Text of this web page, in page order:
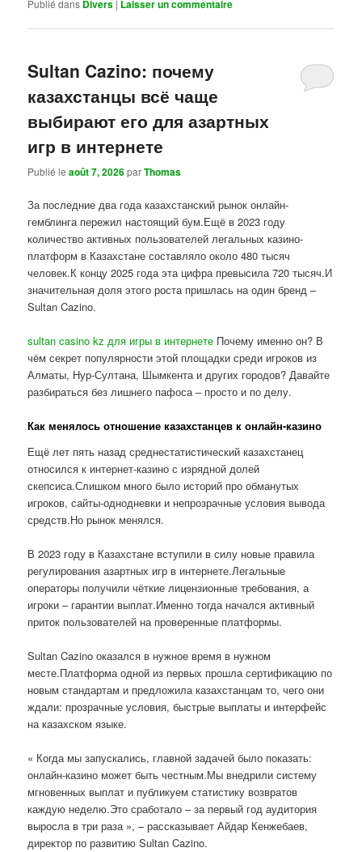
Publié dans Divers | Laisser un commentaire
Sultan Cazino: почему
казахстанцы всё чаще
выбирают его для азартных
игр в интернете
Publié leaoût 7, 2026parThomas
За последние два года казахстанский рынок онлайн-
гемблинга пережил настоящий бум.Ещё в 2023 году
количество активных пользователей легальных казино-
платформ в Казахстане составляло около 480 тысяч
человек.К концу 2025 года эта цифра превысила 720 тысяч.И
значительная доля этого роста пришлась на один бренд –
Sultan Cazino.
sultan casino kz для игры в интернете Почему именно он? В
чём секрет популярности этой площадки среди игроков из
Алматы, Нур-Султана, Шымкента и других городов? Давайте
разбираться без лишнего пафоса – просто и по делу.
Как менялось отношение казахстанцев к онлайн-казино
Ещё лет пять назад среднестатистический казахстанец
относился к интернет-казино с изрядной долей
скепсиса.Слишком много было историй про обманутых
игроков, сайты-однодневки и непрозрачные условия вывода
средств.Но рынок менялся.
В 2023 году в Казахстане вступили в силу новые правила
регулирования азартных игр в интернете.Легальные
операторы получили чёткие лицензионные требования, а
игроки – гарантии выплат.Именно тогда начался активный
приток пользователей на проверенные платформы.
Sultan Cazino оказался в нужное время в нужном
месте.Платформа одной из первых прошла сертификацию по
новым стандартам и предложила казахстанцам то, чего они
ждали: прозрачные условия, быстрые выплаты и интерфейс
на казахском языке.
« Когда мы запускались, главной задачей было показать:
онлайн-казино может быть честным.Мы внедрили систему
мгновенных выплат и публикуем статистику возвратов
каждую неделю.Это сработало – за первый год аудитория
выросла в три раза », – рассказывает Айдар Кенжебаев,
директор по развитию Sultan Cazino.